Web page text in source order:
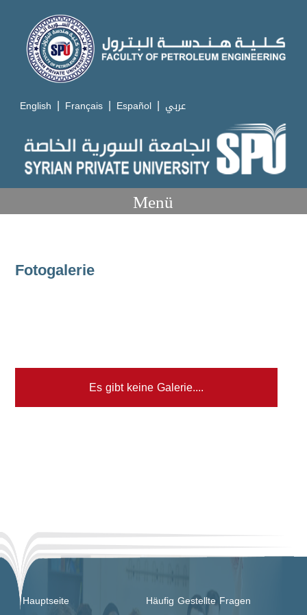
English | Français | Español | عربي
Menü
Fotogalerie
Es gibt keine Galerie....
Hauptseite
Häufig Gestellte Fragen